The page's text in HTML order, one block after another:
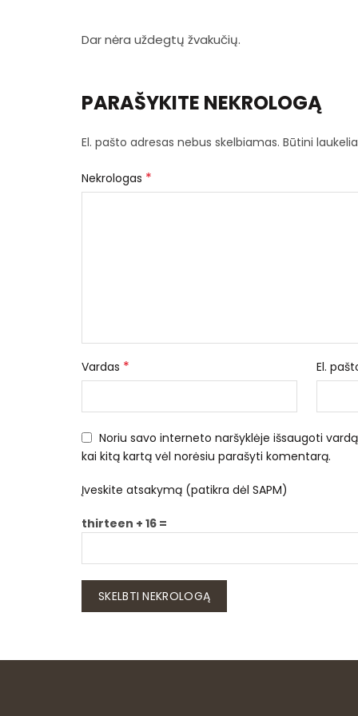
Dar nėra uždegtų žvakučių.
PARAŠYKITE NEKROLOGĄ
El. pašto adresas nebus skelbiamas. Būtini
Nekrologas *
Vardas * El.
Noriu savo interneto naršyklėje išsaugoti
kai kitą kartą vėl norėsiu parašyti komentarą.
Įveskite atsakymą (patikra dėl SAPM)
thirteen + 16 =